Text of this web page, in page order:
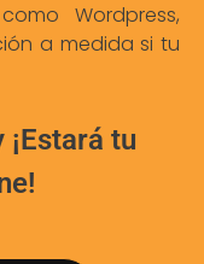
Wordpress,
a medida si tu
tu